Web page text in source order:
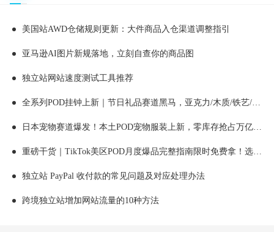
美国站AWD仓储规则更新：大件商品入仓渠道调整指引
亚马逊AI图片新规落地，立刻自查你的商品图
独立站网站速度测试工具推荐
全系列POD挂钟上新｜节日礼品赛道黑马，亚克力/木质/铁艺/ 玻璃挂钟选品全解析！
日本宠物赛道爆发！本土POD宠物服装上新，零库存抢占万亿蓝海！
重磅干货｜TikTok美区POD月度爆品完整指南限时免费拿！选品+内容+节日趋势全拆解！
独立站 PayPal 收付款的常见问题及对应处理办法
跨境独立站增加网站流量的10种方法